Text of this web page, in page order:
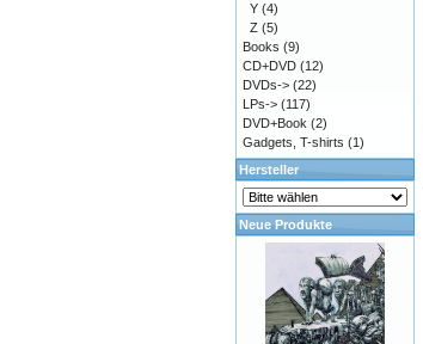
Y (4)
Z (5)
Books (9)
CD+DVD (12)
DVDs-> (22)
LPs-> (117)
DVD+Book (2)
Gadgets, T-shirts (1)
Hersteller
Neue Produkte